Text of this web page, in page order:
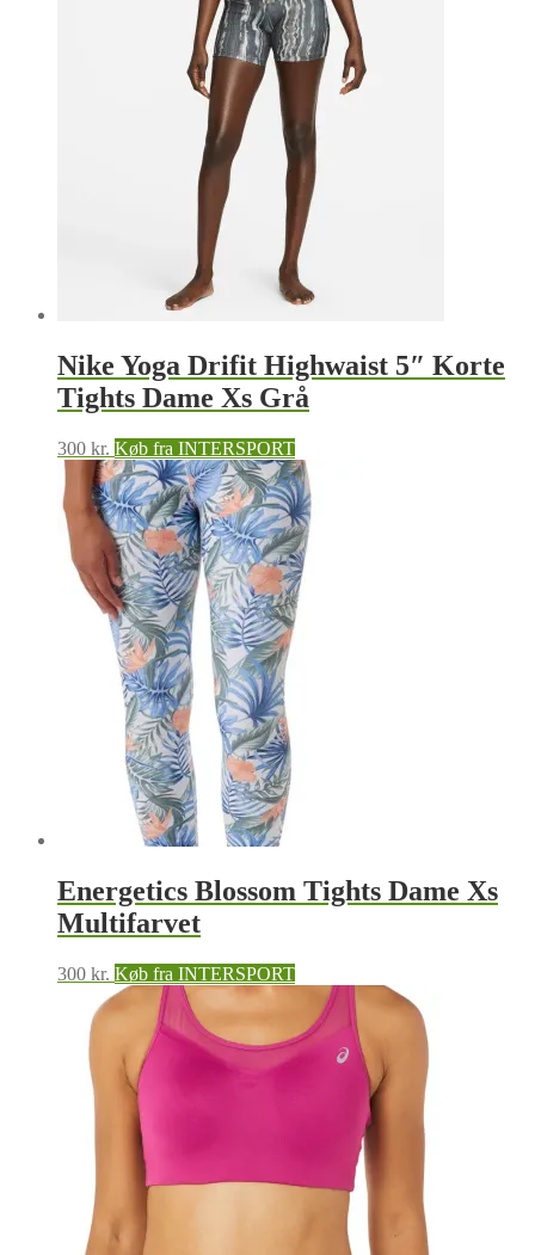
Nike Yoga Drifit Highwaist 5″ Korte
Tights Dame Xs Grå
300 kr. Køb fra INTERSPORT
Energetics Blossom Tights Dame Xs
Multifarvet
300 kr. Køb fra INTERSPORT